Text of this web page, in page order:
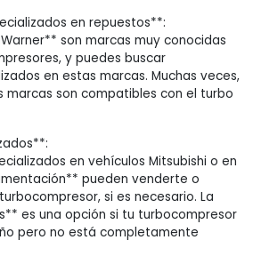
en repuestos**:
son marcas muy conocidas
y puedes buscar
en estas marcas. Muchas veces,
marcas son compatibles con el turbo
en vehículos Mitsubishi o en
pueden venderte o
si es necesario. La
es una opción si tu turbocompresor
pero no está completamente